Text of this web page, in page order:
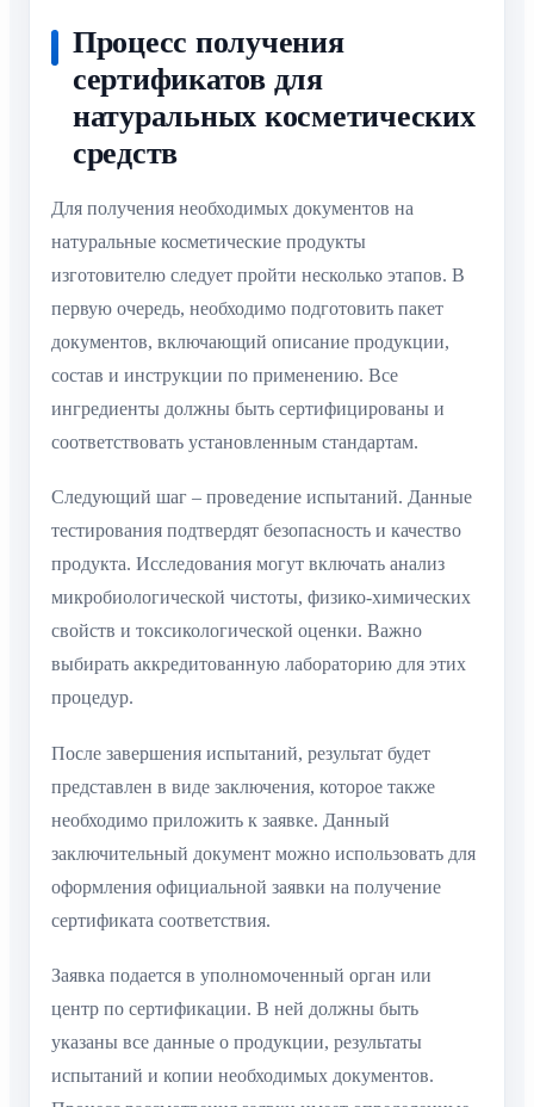
Процесс получения
сертификатов для
натуральных косметических
средств
Для получения необходимых документов на
натуральные косметические продукты
изготовителю следует пройти несколько этапов. В
первую очередь, необходимо подготовить пакет
документов, включающий описание продукции,
состав и инструкции по применению. Все
ингредиенты должны быть сертифицированы и
соответствовать установленным стандартам.
Следующий шаг – проведение испытаний. Данные
тестирования подтвердят безопасность и качество
продукта. Исследования могут включать анализ
микробиологической чистоты, физико-химических
свойств и токсикологической оценки. Важно
выбирать аккредитованную лабораторию для этих
процедур.
После завершения испытаний, результат будет
представлен в виде заключения, которое также
необходимо приложить к заявке. Данный
заключительный документ можно использовать для
оформления официальной заявки на получение
сертификата соответствия.
Заявка подается в уполномоченный орган или
центр по сертификации. В ней должны быть
указаны все данные о продукции, результаты
испытаний и копии необходимых документов.